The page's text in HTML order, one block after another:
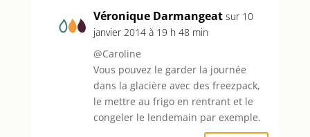
Véronique Darmangeat sur 10
janvier 2014 à 19 h 48 min
@Caroline
Vous pouvez le garder la journée
dans la glacière avec des freezpack,
le mettre au frigo en rentrant et le
congeler le lendemain par exemple.